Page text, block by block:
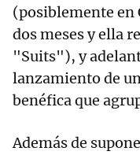
(posiblemente en
dos meses y ella
"Suits"), y
lanzamiento de
benéfica que
Además de